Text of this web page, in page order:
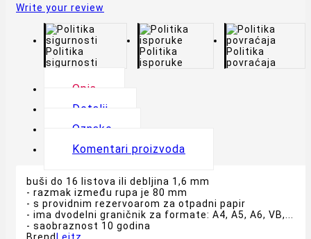
Write your review
Politika
sigurnosti
Politika
isporuke
Politika
povraćaja
Opis
Detalji
Oznake
Komentari proizvoda
buši do 16 listova ili debljina 1,6 mm
- razmak između rupa je 80 mm
- s providnim rezervoarom za otpadni papir
- ima dvodelni graničnik za formate: A4, A5, A6, VB,...
- saobraznost 10 godina